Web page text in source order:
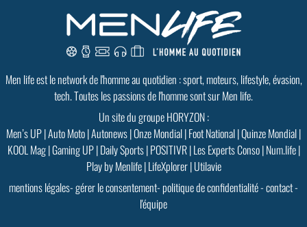
GoodMood #15
Men life est le network de l'homme au quotidien : sport, moteurs, lifestyle, évasion,
tech. Toutes les passions de l'homme sont sur Men life.
Un site du groupe HORYZON :
Men’s UP|Auto Moto|Autonews|Onze Mondial|Foot National|Quinze Mondial|
KOOL Mag|Gaming UP|Daily Sports|POSITIVR|Les Experts Conso|Num.life|
Play by Menlife|LifeXplorer|Utilavie
mentions légales-gérer le consentement-politique de confidentialité-contact-
l'équipe